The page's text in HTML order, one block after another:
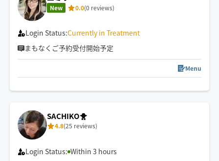
New 0.0(0 reviews)
Login Status:Currently in Treatment
まもなくご予約受付開始予定
Menu
SACHIKO🐥
4.8(25 reviews)
Login Status: Within 3 hours